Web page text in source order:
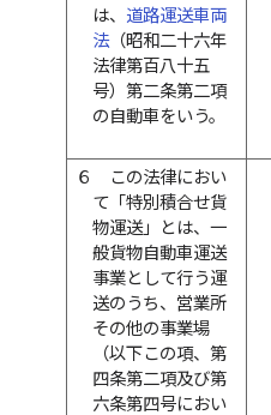
は、 道路運送車両
法（昭和二十六年
法律第百八十五
号）第二条第二項
の自動車をいう。
６
この法律におい
て「特別積合せ貨
物運送」とは、一
般貨物自動車運送
事業として行う運
送のうち、営業所
その他の事業場
（以下この項、第
四条第二項及び第
六条第四号におい